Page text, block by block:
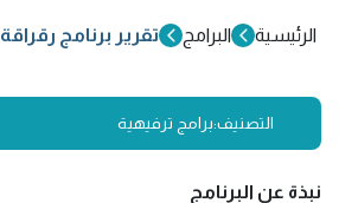
الرئيسية البرامج تقرير برنامج رقراقة
التصنيف:برامج ترفيهية
نبذة عن البرنامج